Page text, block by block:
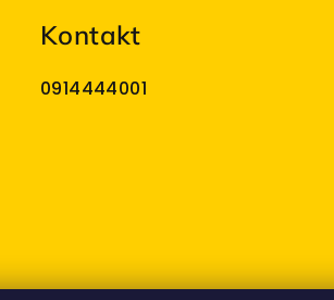
Kontakt
0914444001